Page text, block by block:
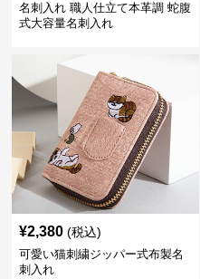
名刺入れ 職人仕立て本革調 蛇腹
式大容量名刺入れ
¥2,380 (税込)
可愛い猫刺繍ジッパー式布製名
刺入れ